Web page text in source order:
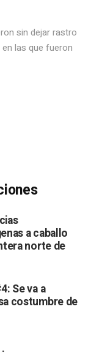
sin dejar rastro
las que fueron
a caballo
norte de
Se va a
costumbre de